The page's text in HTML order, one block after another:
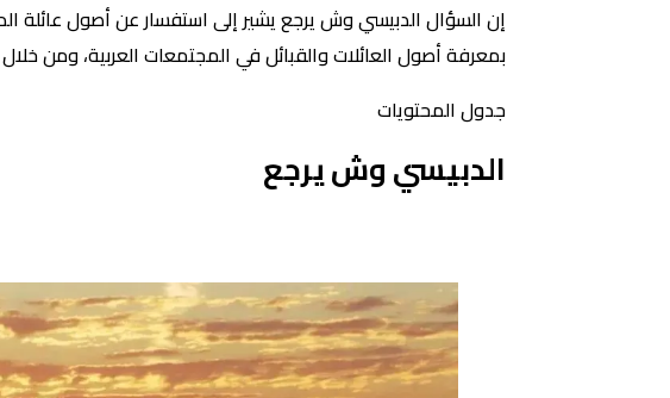
إن السؤال الدبيسي وش يرجع يشير إلى استفسار عن أصول عائلة
بمعرفة أصول العائلات والقبائل في المجتمعات العربية، ومن
جدول المحتويات
الدبيسي وش يرجع